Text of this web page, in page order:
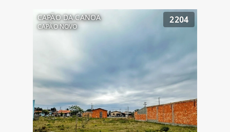
CAPÃO DA CANOA
CAPÃO NOVO
2204